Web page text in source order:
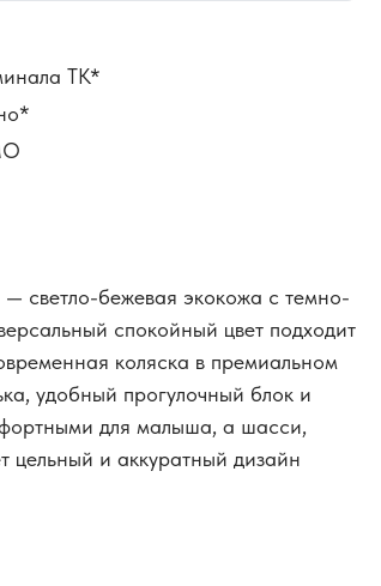
ТК*
светло-бежевая экокожа с темно-
спокойный цвет подходит
коляска в премиальном
удобный прогулочный блок и
для малыша, а шасси,
цельный и аккуратный дизайн